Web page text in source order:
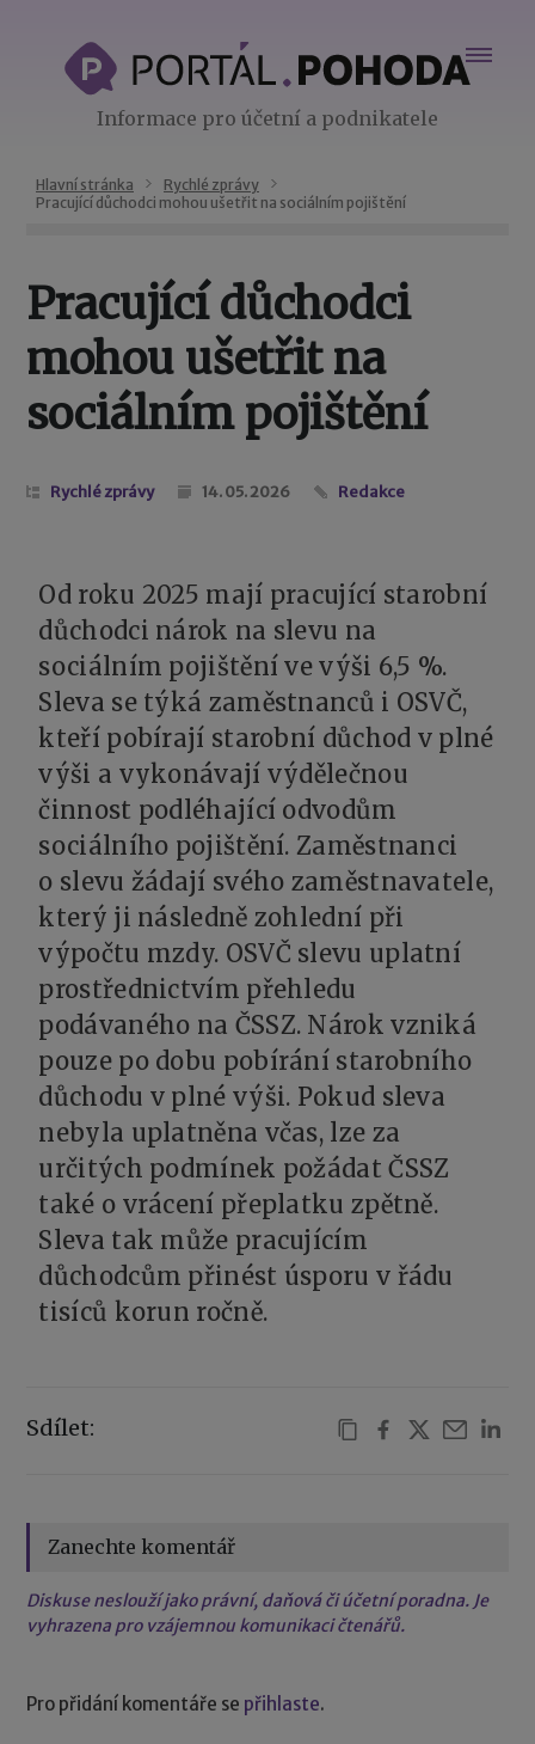
Informace pro účetní a podnikatele
Hlavní stránka
Rychlé zprávy
Pracující důchodci mohou ušetřit na sociálním pojištění
Pracující důchodci
mohou ušetřit na
sociálním pojištění
Rychlé zprávy 14. 05. 2026 Redakce
Od roku 2025 mají pracující starobní
důchodci nárok na slevu na
sociálním pojištění ve výši 6,5 %.
Sleva se týká zaměstnanců i OSVČ,
kteří pobírají starobní důchod v plné
výši a vykonávají výdělečnou
činnost podléhající odvodům
sociálního pojištění. Zaměstnanci
o slevu žádají svého zaměstnavatele,
který ji následně zohlední při
výpočtu mzdy. OSVČ slevu uplatní
prostřednictvím přehledu
podávaného na ČSSZ. Nárok vzniká
pouze po dobu pobírání starobního
důchodu v plné výši. Pokud sleva
nebyla uplatněna včas, lze za
určitých podmínek požádat ČSSZ
také o vrácení přeplatku zpětně.
Sleva tak může pracujícím
důchodcům přinést úsporu v řádu
tisíců korun ročně.
Sdílet:
Zanechte komentář
Diskuse neslouží jako právní, daňová či účetní poradna. Je
vyhrazena pro vzájemnou komunikaci čtenářů.
Pro přidání komentáře se přihlaste.